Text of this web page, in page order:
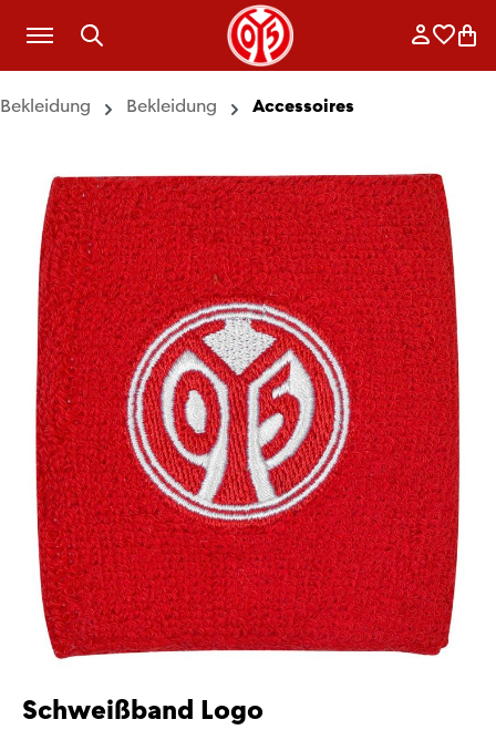
Zum Hauptinhalt springen
Bekleidung Bekleidung Accessoires
Schweißband Logo